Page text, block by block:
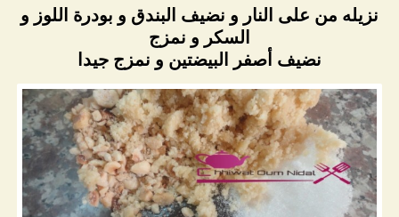
نزيله من على النار و نضيف البندق و بودرة اللوز و
السكر و نمزج
نضيف أصفر البيضتين و نمزج جيدا